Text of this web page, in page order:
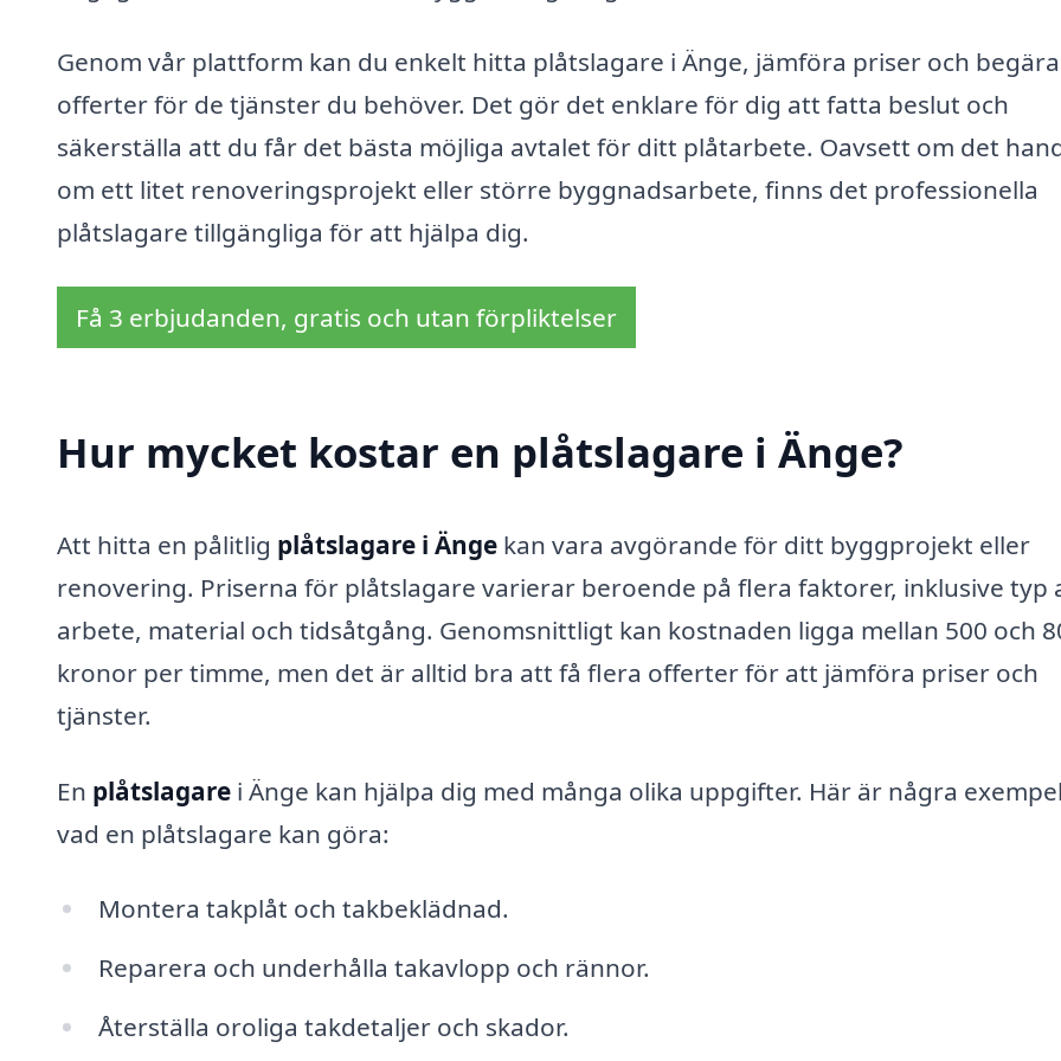
Genom vår plattform kan du enkelt hitta plåtslagare i Änge, jämföra priser och begära
offerter för de tjänster du behöver. Det gör det enklare för dig att fatta beslut och
säkerställa att du får det bästa möjliga avtalet för ditt plåtarbete. Oavsett om det
om ett litet renoveringsprojekt eller större byggnadsarbete, finns det professionella
plåtslagare tillgängliga för att hjälpa dig.
Få 3 erbjudanden, gratis och utan förpliktelser
Hur mycket kostar en plåtslagare i Änge?
Att hitta en pålitlig plåtslagare i Änge kan vara avgörande för ditt byggprojekt eller
renovering. Priserna för plåtslagare varierar beroende på flera faktorer, inklusive typ
arbete, material och tidsåtgång. Genomsnittligt kan kostnaden ligga mellan 500 och
kronor per timme, men det är alltid bra att få flera offerter för att jämföra priser och
tjänster.
En plåtslagare i Änge kan hjälpa dig med många olika uppgifter. Här är några
vad en plåtslagare kan göra:
Montera takplåt och takbeklädnad.
Reparera och underhålla takavlopp och rännor.
Återställa oroliga takdetaljer och skador.